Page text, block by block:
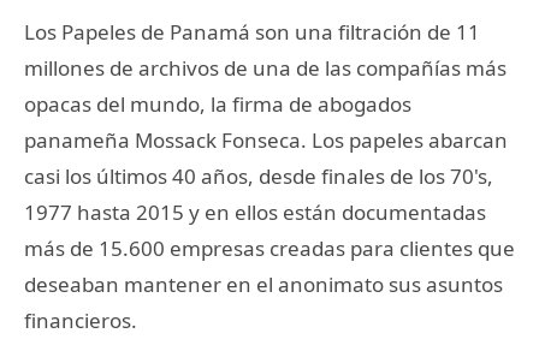
Los Papeles de Panamá son una filtración de 11
millones de archivos de una de las compañías más
opacas del mundo, la firma de abogados
panameña Mossack Fonseca. Los papeles abarcan
casi los últimos 40 años, desde finales de los 70's,
1977 hasta 2015 y en ellos están documentadas
más de 15.600 empresas creadas para clientes que
deseaban mantener en el anonimato sus asuntos
financieros.